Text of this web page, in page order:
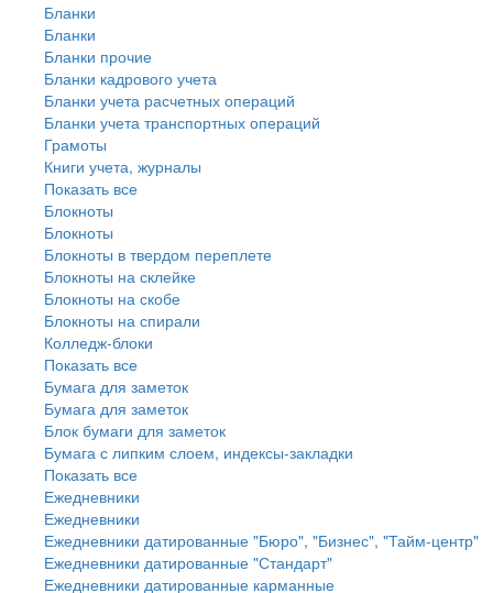
Бланки
Бланки
Бланки прочие
Бланки кадрового учета
Бланки учета расчетных операций
Бланки учета транспортных операций
Грамоты
Книги учета, журналы
Показать все
Блокноты
Блокноты
Блокноты в твердом переплете
Блокноты на склейке
Блокноты на скобе
Блокноты на спирали
Колледж-блоки
Показать все
Бумага для заметок
Бумага для заметок
Блок бумаги для заметок
Бумага с липким слоем, индексы-закладки
Показать все
Ежедневники
Ежедневники
Ежедневники датированные "Бюро", "Бизнес", "Тайм-центр"
Ежедневники датированные "Стандарт"
Ежедневники датированные карманные